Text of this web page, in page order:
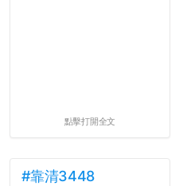
點擊打開全文
#靠清3448